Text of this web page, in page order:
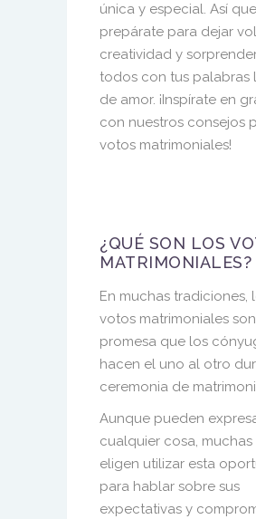
única y especial. Así que
prepárate para dejar
creatividad y
todos con tus palabras
de amor. ¡Inspírate en
con nuestros consejos
votos matrimoniales!
¿QUÉ SON LOS
MATRIMONIALES?
En muchas tradiciones,
votos matrimoniales
promesa que los
hacen el uno al otro
ceremonia de
Aunque pueden
cualquier cosa, muchas
eligen utilizar esta
para hablar sobre sus
expectativas y